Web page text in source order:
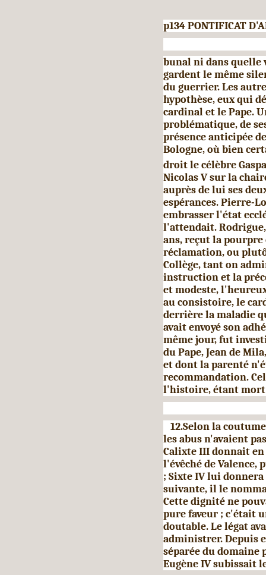
p134 PONTIFICAT
bunal ni dans quelle
gardent le même
du guerrier. Les
hypothèse, eux qui
cardinal et le Pape.
problématique, de
présence anticipée
Bologne, où bien
droit le célèbre
Nicolas V sur la
auprès de lui ses
espérances. Pierre-
embrasser l'état
l'attendait.
ans, reçut la
réclama­tion, ou
Collège, tant on
instruction et la
et modeste,
au consistoire, le
derrière la maladie
avait envoyé son
même jour, fut
du Pape, Jean de
et dont la parenté
recommandation.
l'histoire, étant mort
12.Selon la
les abus n'avaient
Calixte III donnait en
l'évêché de
; Sixte IV lui donnera
suivante, il le
Cette dignité ne
pure faveur ; c'était
doutable. Le légat
adminis­trer. Depuis
séparée du domaine
Eugène IV subissait